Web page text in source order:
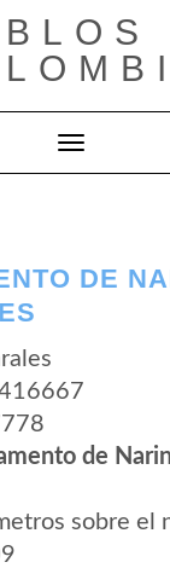
Cambiar modo
DE
de
sobre el